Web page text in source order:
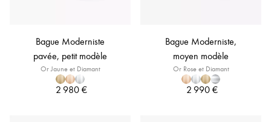
Bague Moderniste
pavée, petit modèle
Or Jaune et Diamant
2 980 €
Bague Moderniste,
moyen modèle
Or Rose et Diamant
2 990 €